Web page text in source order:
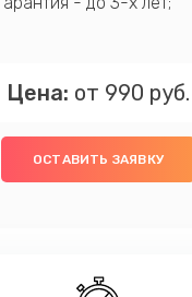
Цена: от 990 руб.
ОСТАВИТЬ ЗАЯВКУ